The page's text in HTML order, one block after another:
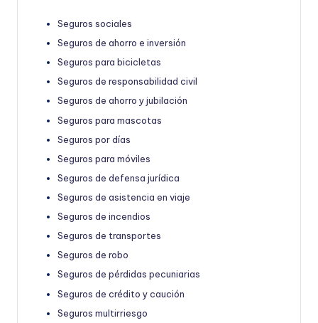
Seguros sociales
Seguros de ahorro e inversión
Seguros para bicicletas
Seguros de responsabilidad civil
Seguros de ahorro y jubilación
Seguros para mascotas
Seguros por días
Seguros para móviles
Seguros de defensa jurídica
Seguros de asistencia en viaje
Seguros de incendios
Seguros de transportes
Seguros de robo
Seguros de pérdidas pecuniarias
Seguros de crédito y caución
Seguros multirriesgo